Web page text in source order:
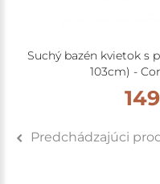
Suchý bazén kvietok s
103cm) -
Predchádzajúci